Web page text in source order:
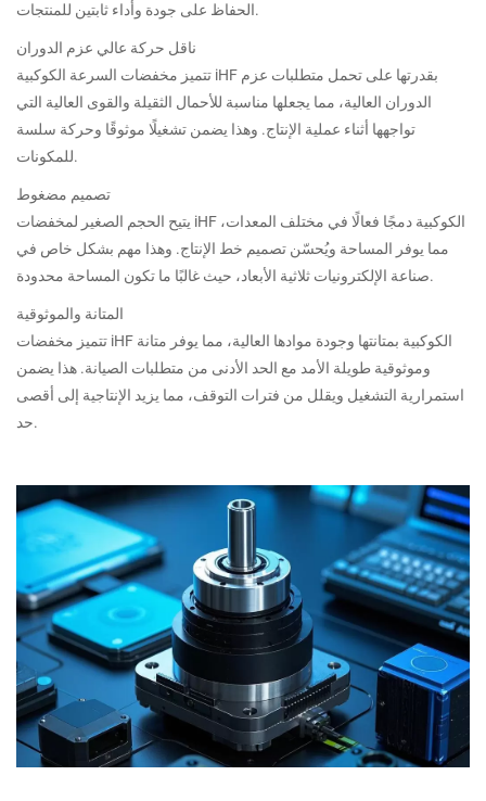
الحفاظ على جودة وأداء ثابتين للمنتجات.
ناقل حركة عالي عزم الدوران
تتميز مخفضات السرعة الكوكبية iHF بقدرتها على تحمل متطلبات عزم
الدوران العالية، مما يجعلها مناسبة للأحمال الثقيلة والقوى العالية التي
تواجهها أثناء عملية الإنتاج. وهذا يضمن تشغيلًا موثوقًا وحركة سلسة
للمكونات.
تصميم مضغوط
يتيح الحجم الصغير لمخفضات iHF الكوكبية دمجًا فعالًا في مختلف المعدات،
مما يوفر المساحة ويُحسّن تصميم خط الإنتاج. وهذا مهم بشكل خاص في
صناعة الإلكترونيات ثلاثية الأبعاد، حيث غالبًا ما تكون المساحة محدودة.
المتانة والموثوقية
تتميز مخفضات iHF الكوكبية بمتانتها وجودة موادها العالية، مما يوفر متانة
وموثوقية طويلة الأمد مع الحد الأدنى من متطلبات الصيانة. هذا يضمن
استمرارية التشغيل ويقلل من فترات التوقف، مما يزيد الإنتاجية إلى أقصى
حد.